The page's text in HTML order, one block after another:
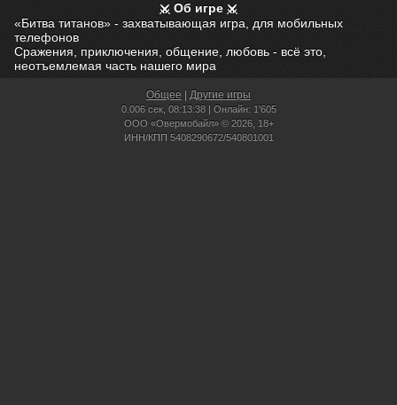
Об игре
«Битва титанов» - захватывающая игра, для мобильных
телефонов
Сражения, приключения, общение, любовь - всё это,
неотъемлемая часть нашего мира
Общее Другие игры
0.006 сек, 08:13:38 | Онлайн: 1'605
ООО «Овермобайл» © 2026, 18+
ИНН/КПП 5408290672/540801001